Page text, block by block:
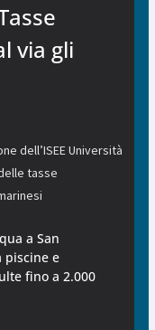
via gli
dell’ISEE Università
tasse
a San
piscine e
fino a 2.000